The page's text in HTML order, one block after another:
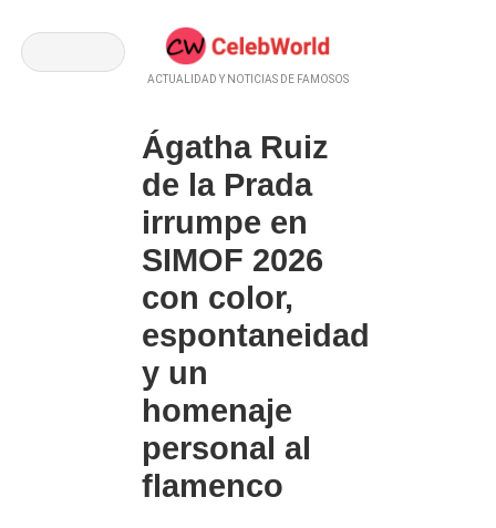
ACTUALIDAD Y NOTICIAS DE FAMOSOS
Ágatha Ruiz
de la Prada
irrumpe en
SIMOF 2026
con color,
espontaneidad
y un
homenaje
personal al
flamenco